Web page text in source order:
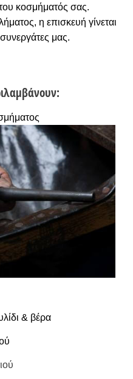
κοσμήματός σας.
η επισκευή γίνεται
μας.
& βέρα